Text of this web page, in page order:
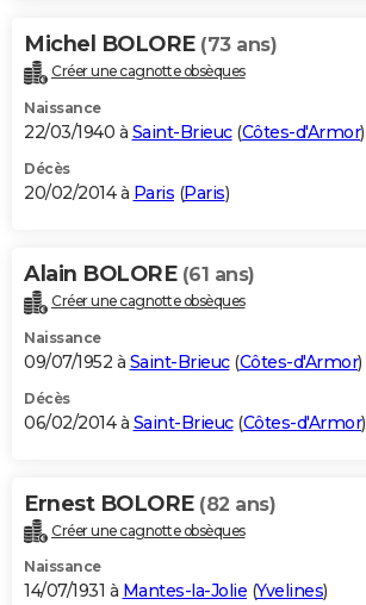
Michel BOLORE (73 ans)
Créer une cagnotte obsèques
Naissance
22/03/1940 à Saint-Brieuc(Côtes-d'Armor)
Décès
20/02/2014 à Paris (Paris)
Alain BOLORE (61 ans)
Créer une cagnotte obsèques
Naissance
09/07/1952 à Saint-Brieuc(Côtes-d'Armor)
Décès
06/02/2014 à Saint-Brieuc(Côtes-d'Armor)
Ernest BOLORE (82 ans)
Créer une cagnotte obsèques
Naissance
14/07/1931 à Mantes-la-Jolie (Yvelines)